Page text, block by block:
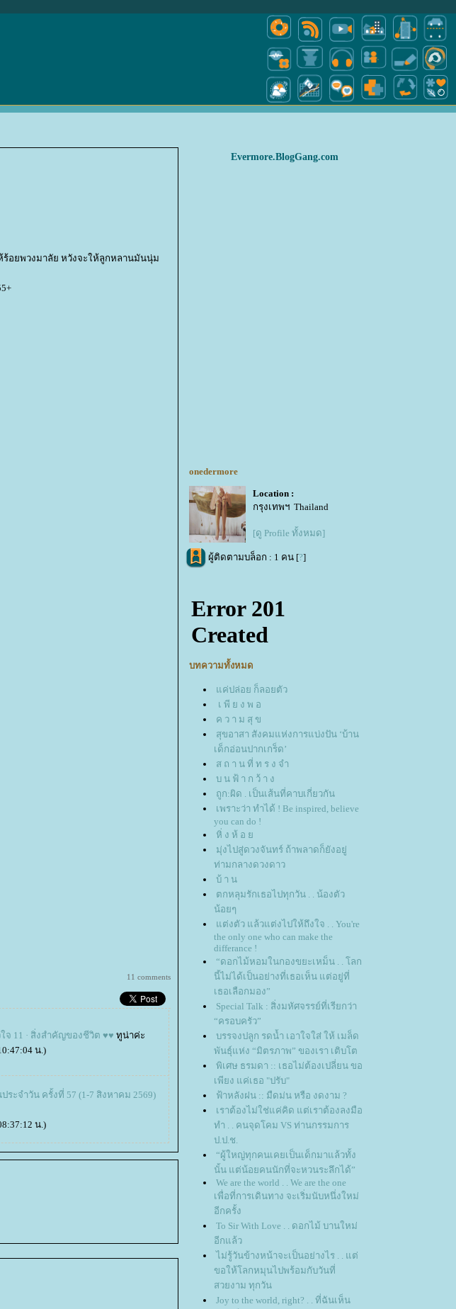
ร้อยพวงมาลัย หวังจะให้ลูกหลานมันนุ่ม
11 comments
จ 11 · สิ่งสำคัญของชีวิต ♥♥ ทูน่าค่ะ
น.)
ะจำวัน ครั้งที่ 57 (1-7 สิงหาคม 2569)
น.)
Evermore.BlogGang.com
onedermore
Location :
กรุงเทพฯ Thailand
[ดู Profile ทั้งหมด]
ผู้ติดตามบล็อก : 1 คน [?]
บทความทั้งหมด
ค่ปล่อย ก็ลอยตัว
เ พี ย ง พ อ
ค ว า ม สุ ข
สุขอาสา สังคมแห่งการแบ่งปัน ‘บ้าน
เด็กอ่อนปากเกร็ด’
ส ถ า น ที่ ท ร ง จำ
บ น ฟ้ า ก ว้ า ง
ถูก:ผิด . เป็นเส้นที่คาบเกี่ยวกัน
เพราะว่า ทำได้ ! Be inspired, believe
you can do !
หิ่ ง ห้ อ
มุ่งไปสู่ดวงจันทร์ ถ้าพลาดก็ยังอยู่
ท่ามกลางดวงดาว
บ้ า น
ตกหลุมรักเธอไปทุกวัน . . น้องตัว
น้อยๆ
ต่งตัว แล้วแต่งไปให้ถึงใจ . . You're
the only one who can make the
differance !
“ดอกไม้หอมในกองขยะเหม็น . . โลก
นี้ไม่ได้เป็นอย่างที่เธอเห็น แต่อยู่ที่
เธอเลือกมอง”
Special Talk : สิ่งมหัศจรรย์ที่เรียกว่า
“ครอบครัว”
บรรจงปลูก รดน้ำ เอาใจใส่ ให้ เมล็ด
พันธุ์แห่ง “มิตรภาพ” ของเรา เติบโต
พิเศษ ธรมดา :: เธอไม่ต้องเปลี่ยน ขอ
เพียง แค่เธอ "ปรับ"
ฟ้าหลังฝน :: มืดม่น หรือ งดงาม ?
เราต้องไม่ใช่แค่คิด แต่เราต้องลงมือ
ทำ . . คนจุดโคม VS ท่านกรรมการ
ป.ป.ช.
“ผู้ใหญ่ทุกคนเคยเป็นเด็กมาแล้วทั้ง
นั้น แต่น้อยคนนักที่จะหวนระลึกได้”
We are the world . . We are the one
เพื่อที่การเดินทาง จะเริ่มนับหนึ่งใหม่
อีกครั้ง
To Sir With Love . . ดอกไม้ บานใหม่
อีกแล้ว
ไม่รู้วันข้างหน้าจะเป็นอย่างไร . . แต่
ขอให้โลกหมุนไปพร้อมกับวันที่
สวยงาม ทุกวัน
Joy to the world, right? . . ที่ฉันเห็น